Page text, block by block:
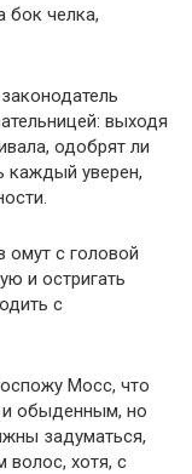
бок челка,
выходя
одобрят ли
каждый уверен,
омут с головой
и остригать
с
Мосс, что
и обыденным, но
задуматься,
волос, хотя, с